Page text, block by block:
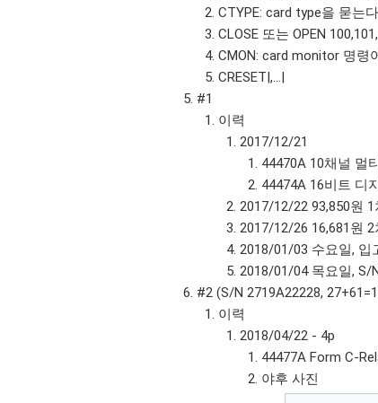
CTYPE: card type을 묻는
CLOSE 또는 OPEN
CMON: card monitor 명령
CRESET|,...|
#1
이력
2017/12/21
44470A 10채널 멀
44474A 16비트 디
2017/12/22 93,850원
2017/12/26 16,681원
2018/01/03 수요일, 입
2018/01/04 목요일, S/
#2 (S/N 2719A22228,
이력
2018/04/22 - 4p
44477A Form C-
야후 사진